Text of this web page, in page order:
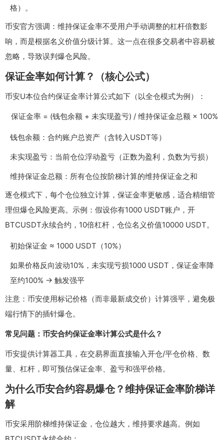
格）。
币安官方强调：维持保证金率不受用户手动调整的杠杆倍数影
响，而是根据名义价值分级计算。这一点在很多交易者中容易被
忽略，导致误判爆仓风险。
保证金率如何计算？（核心公式）
币安U本位合约保证金率计算公式如下（以全仓模式为例）：
保证金率 = (钱包余额 + 未实现盈亏) / 维持保证金总额 × 100%
钱包余额：合约账户总资产（含转入USDT等）
未实现盈亏：当前仓位浮动盈亏（正数为盈利，负数为亏损）
维持保证金总额：所有仓位按阶梯计算的维持保证金之和
逐仓模式下，每个仓位独立计算，保证金率更敏感，适合精细管
理但爆仓风险更高。示例：假设你有1000 USDT账户，开
BTCUSDT永续合约，10倍杠杆，仓位名义价值10000 USDT。
初始保证金 ≈ 1000 USDT（10%）
如果价格反向波动10%，未实现亏损1000 USDT，保证金率降
至约100% → 触发强平
注意：币安使用标记价格（而非最新成交价）计算强平，避免极
端行情下的插针爆仓。
常见问题：币安合约保证金率计算公式是什么？
币安提供计算器工具，在交易界面直接输入开仓/平仓价格、数
量、杠杆，即可预估保证金率、盈亏和强平价格。
为什么币安合约容易爆仓？维持保证金率阶梯详
解
币安采用阶梯维持保证金，仓位越大，维持要求越高。例如